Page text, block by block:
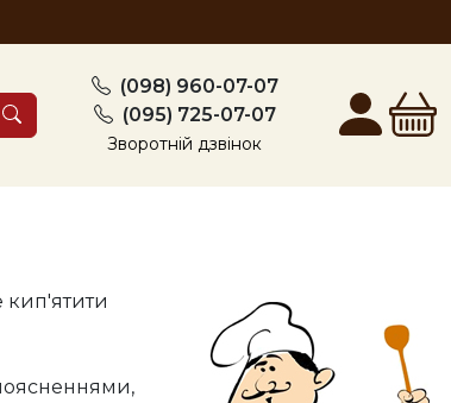
(098) 960-07-07
(095) 725-07-07
Зворотній дзвінок
кип'ятити